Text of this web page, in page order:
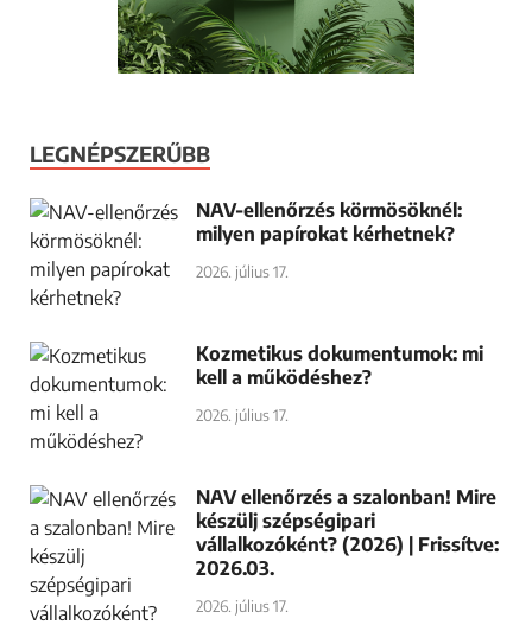
LEGNÉPSZERŰBB
NAV-ellenőrzés körmösöknél:
milyen papírokat kérhetnek?
2026. július 17.
Kozmetikus dokumentumok: mi
kell a működéshez?
2026. július 17.
NAV ellenőrzés a szalonban! Mire
készülj szépségipari
vállalkozóként? (2026) | Frissítve:
2026.03.
2026. július 17.